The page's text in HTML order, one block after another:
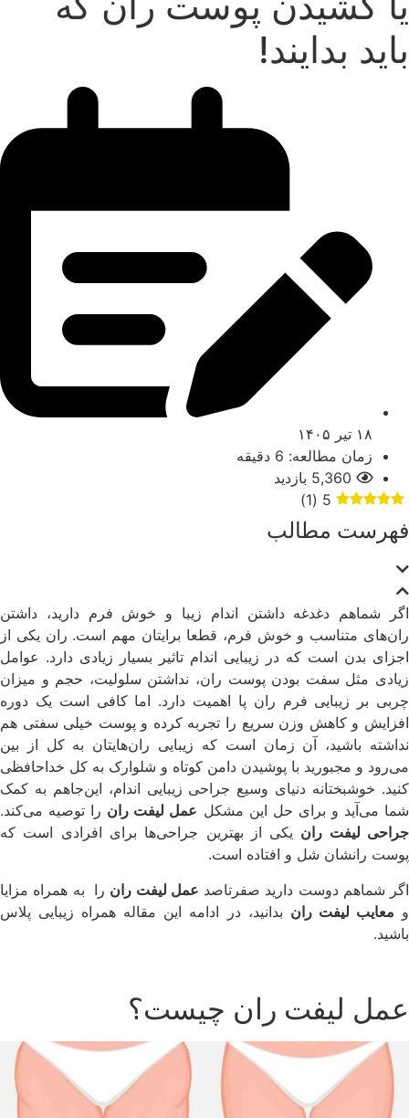
باید بدایند!
۱۸ تیر ۱۴۰۵
زمان مطالعه: 6 دقیقه
5
(
1
)
فهرست مطالب
اگر شماهم دغدغه داشتن اندام زیبا و خوش فرم دارید، داشتن
ران‌های متناسب و خوش فرم، قطعا برایتان مهم است. ران یکی از
اجزای بدن است که در زیبایی اندام تاثیر بسیار زیادی دارد. عوامل
زیادی مثل سفت بودن پوست ران، نداشتن سلولیت، حجم و میزان
چربی بر زیبایی فرم ران پا اهمیت دارد. اما کافی است یک دوره
افزایش و کاهش وزن سریع را تجربه کرده و پوست خیلی سفتی هم
نداشته باشید، آن زمان است که زیبایی ران‌هایتان به کل از بین
می‌رود و مجبورید با پوشیدن دامن کوتاه و شلوارک به کل خداحافظی
کنید. خوشبختانه دنیای وسیع جراحی زیبایی اندام، این‌جاهم به کمک
شما می‌آید و برای حل این مشکل عمل لیفت ران را توصیه می‌کند.
جراحی لیفت ران یکی از بهترین جراحی‌ها برای افرادی است که
پوست رانشان شل و افتاده است.
اگر شماهم دوست دارید صفرتاصد عمل لیفت ران را به همراه مزایا
و معایب لیفت ران بدانید، در ادامه این مقاله همراه زیبایی پلاس
باشید.
عمل لیفت ران چیست؟